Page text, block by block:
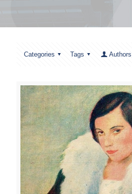
Categories Tags Authors